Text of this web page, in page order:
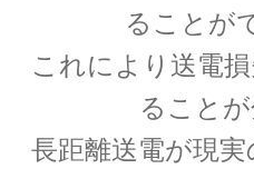
H・アルプレ
【星の進化を考え、ま
ることが
これにより送電
ることが
長距離送電が現